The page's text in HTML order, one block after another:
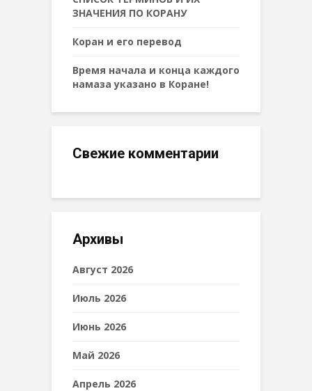
ЗНАЧЕНИЯ ПО КОРАНУ
Коран и его перевод
Время начала и конца каждого
намаза указано в Коране!
Свежие комментарии
Архивы
Август 2026
Июль 2026
Июнь 2026
Май 2026
Апрель 2026